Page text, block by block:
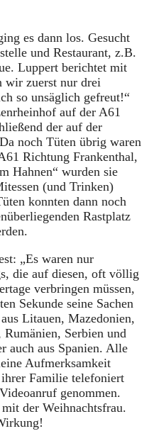
es dann los. Gesucht
und Restaurant, z.B.
Luppert berichtet mit
wir zuerst nur drei
so unsäglich gefreut!“
auf der A61
der auf der
noch Tüten übrig waren
Richtung Frankenthal,
Hahnen“ wurden sie
(und Trinken)
konnten dann noch
Rastplatz
„Es waren nur
die auf diesen, oft völlig
verbringen müssen,
Sekunde seine Sachen
Litauen, Mazedonien,
Serbien und
auch aus Spanien. Alle
Aufmerksamkeit
Familie telefoniert
genommen.
der Weihnachtsfrau.